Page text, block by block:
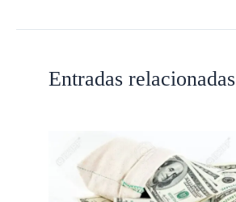
Entradas relacionadas